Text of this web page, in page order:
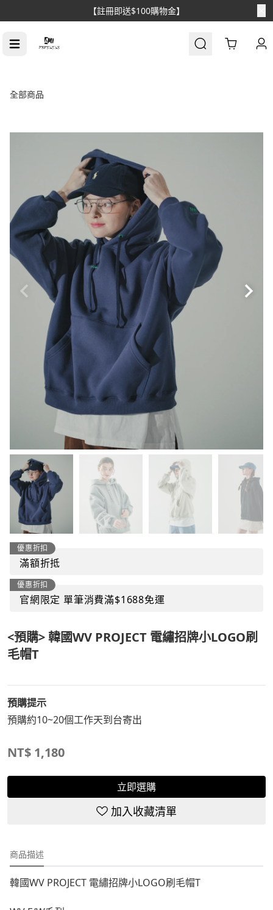
【註冊即送$100購物金】
Cart
全部商品
優惠折扣
滿額折抵
優惠折扣
官網限定 單筆消費滿$1688免運
<預購> 韓國WV PROJECT 電繡招牌小LOGO刷
毛帽T
預購提示
預購約10~20個工作天到台寄出
NT$ 1,180
立即選購
加入收藏清單
商品描述
韓國WV PROJECT 電繡招牌小LOGO刷毛帽T